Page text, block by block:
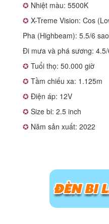
✪ Nhiệt màu: 5500K
✪ X-Treme Vision: Cos
Pha (Highbeam): 5.5/6 sao
Đi mưa và phá sương:
✪ Tuổi thọ: 50.000 giờ
✪ Tầm chiếu xa: 1.125m
✪ Điện áp: 12V
✪ Size bi: 2.5 inch
✪ Năm sản xuất: 2022